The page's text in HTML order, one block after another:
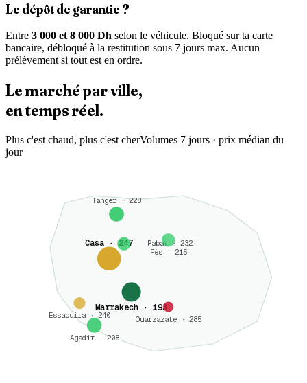
Le dépôt de garantie ?
Entre 3 000 et 8 000 Dh selon le véhicule. Bloqué sur ta carte
bancaire, débloqué à la restitution sous 7 jours max. Aucun
prélèvement si tout est en ordre.
Le marchépar ville,
en temps réel.
Plus c'est chaud, plus c'est cherVolumes 7 jours · prix médian du
jour
Tanger · 228
Casa · 247
Rabat · 232
Fès · 215
Marrakech · 193
Essaouira · 240
Agadir · 208
Ouarzazate · 285